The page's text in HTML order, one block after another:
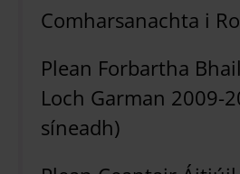
Comharsanachta i
Plean Forbartha
Loch Garman 2009-
síneadh)